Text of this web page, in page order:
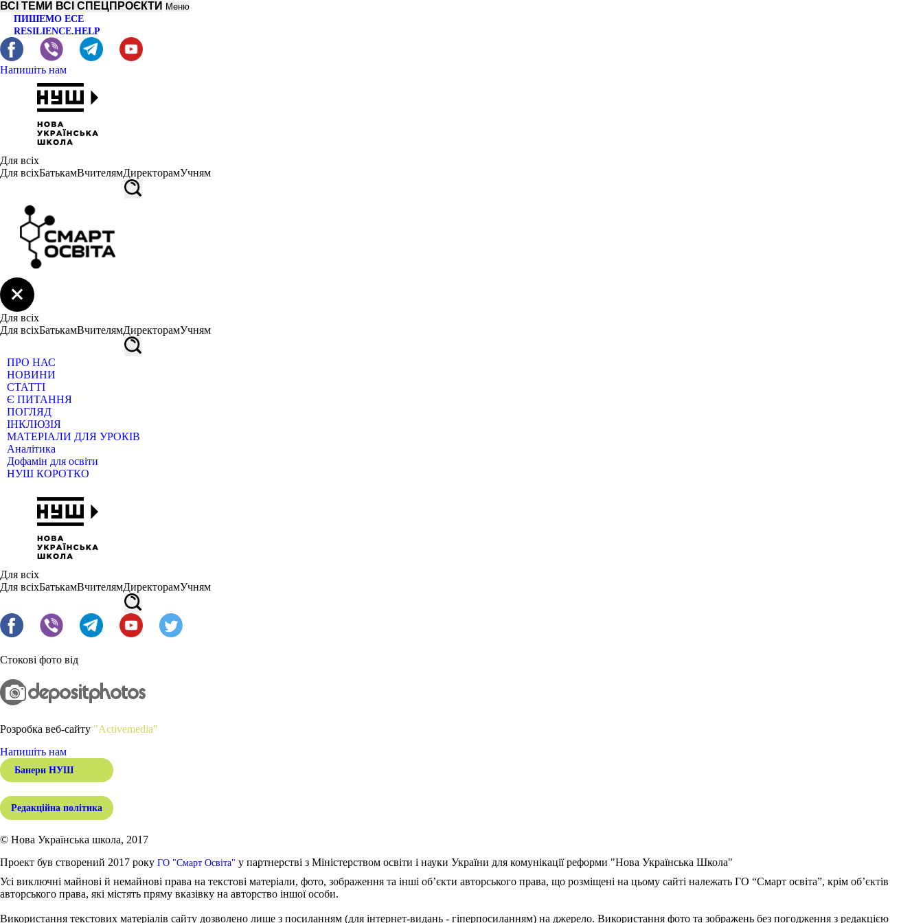
ВСІ ТЕМИ ВСІ СПЕЦПРОЄКТИ Меню
ПИШЕМО ЕСЕ
RESILIENCE.HELP
Напишіть нам
Для всіх
Для всіхБатькамВчителямДиректорамУчням
Для всіх
Для всіхБатькамВчителямДиректорамУчням
ПРО НАС
НОВИНИ
СТАТТІ
Є ПИТАННЯ
ПОГЛЯД
ІНКЛЮЗІЯ
МАТЕРІАЛИ ДЛЯ УРОКІВ
Аналітика
Дофамін для освіти
НУШ КОРОТКО
Для всіх
Для всіхБатькамВчителямДиректорамУчням
Стокові фото від
Розробка веб-сайту "Activemedia"
Напишіть нам
Банери НУШ
Редакційна політика
© Нова Українська школа, 2017
Проект був створений 2017 року ГО "Смарт Освіта" у партнерстві з Міністерством освіти і науки України для комунікації реформи "Нова Українська Школа"
Усі виключні майнові й немайнові права на текстові матеріали, фото, зображення та інші об’єкти авторського права, що розміщені на цьому сайті належать ГО “Смарт освіта”, крім об’єктів
авторського права, які містять пряму вказівку на авторство іншої особи.
Використання текстових матеріалів сайту дозволено лише з посиланням (для інтернет-видань - гіперпосиланням) на джерело. Використання фото та зображень без погодження з редакцією